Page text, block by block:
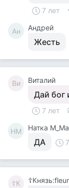
7 лет
Ан Андрей
Жесть
Ви Виталий
Дай бог
7 лет
НМ Натка
ДА
☦К